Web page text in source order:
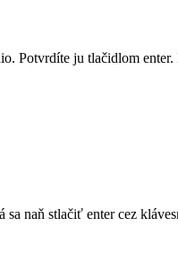
Potvrdíte ju tlačidlom
naň stlačiť enter cez